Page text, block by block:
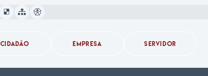
CIDADÃO EMPRESA SERVIDOR